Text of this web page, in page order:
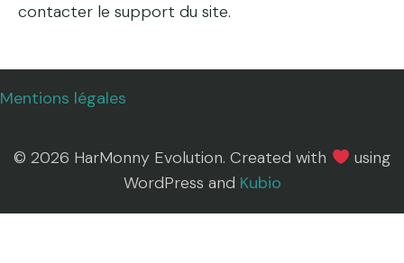
contacter le support du site.
Mentions légales
© 2026 HarMonny Evolution. Created with
using
WordPress and Kubio